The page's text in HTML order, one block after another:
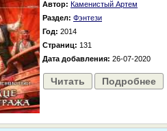
Автор: Каменистый Артем
Раздел: Фэнтези
Год: 2014
Страниц: 131
Дата добавления: 26-07-2020
Читать Подробнее